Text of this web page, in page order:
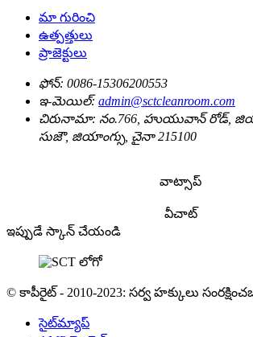
మా గురించి
ఉత్పత్తులు
ప్రాజెక్టులు
ఫోన్: 0086-15306200553
ఇ-మెయిల్: admin@sctcleanroom.com
చిరునామా: నం.766, హుయువాన్ రోడ్,
సుజౌ, జియాంగ్సు, చైనా 215100
వాట్సాప్
వీచాట్
ఇప్పుడే స్కాన్ చేయండి
© కాపీరైట్ - 2010-2023: సర్వ హక్కులు
సైట్‌మ్యాప్